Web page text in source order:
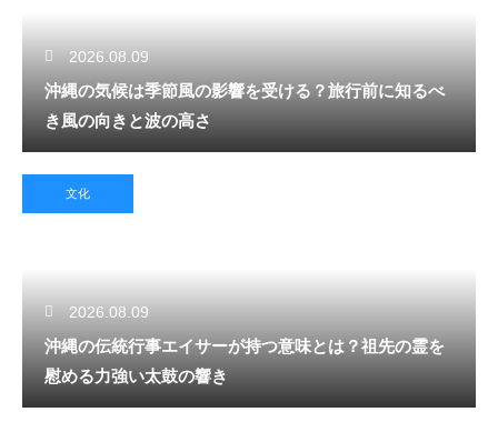
2026.08.09
沖縄の気候は季節風の影響を受ける？旅行前に知るべ
き風の向きと波の高さ
文化
2026.08.09
沖縄の伝統行事エイサーが持つ意味とは？祖先の霊を
慰める力強い太鼓の響き